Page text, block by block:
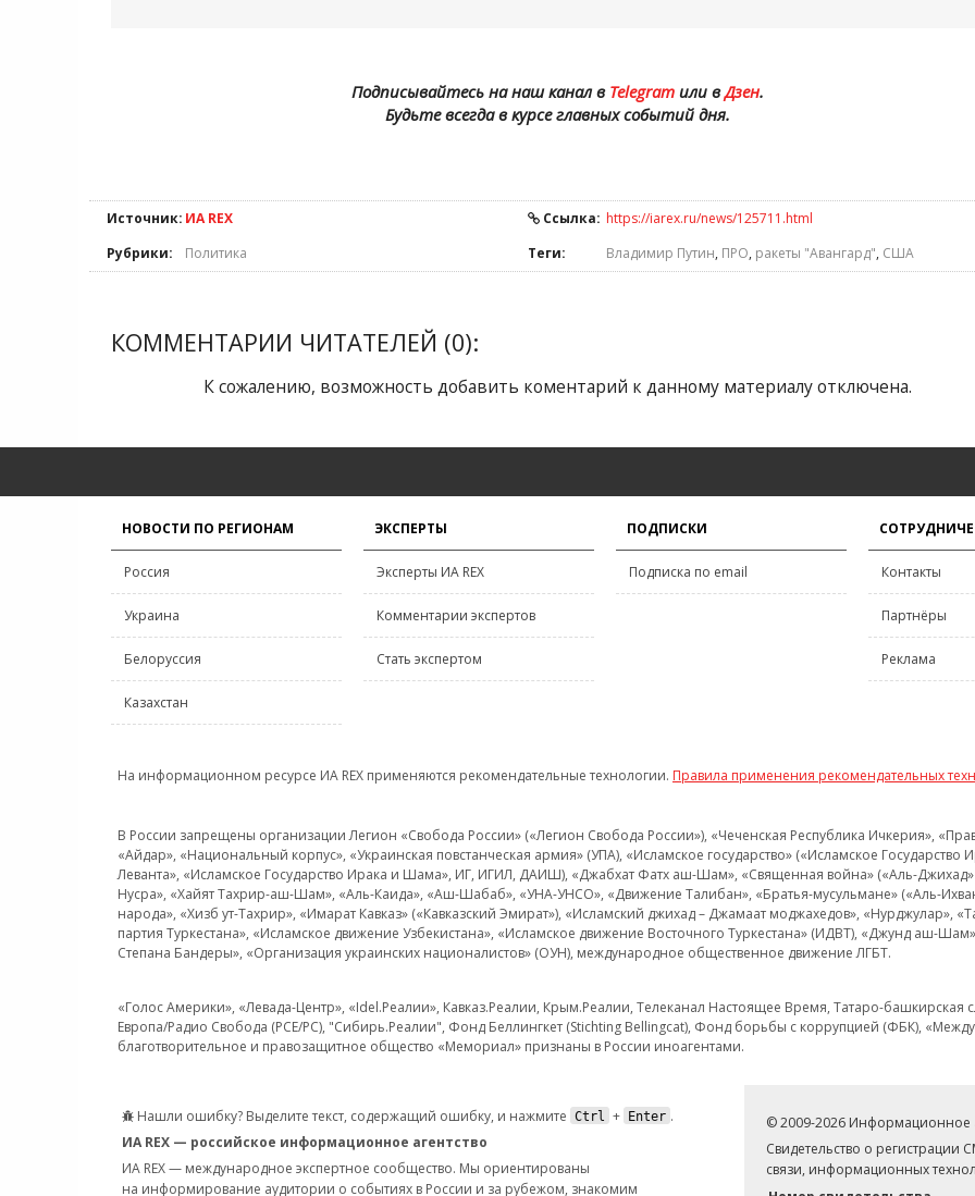
Подписывайтесь на наш канал в Telegramили вДзен.
Будьте всегда в курсе главных событий дня.
Источник: ИА REX Ссылка: https://iarex.ru/news/125711.html
Рубрики:
Политика Теги: Владимир Путин, ПРО, ракеты "Авангард", США
КОММЕНТАРИИ ЧИТАТЕЛЕЙ (0):
К сожалению, возможность добавить коментарий к данному материалу отключена.
НОВОСТИ ПО РЕГИОНАМ
Россия
Украина
Белоруссия
Казахстан
ЭКСПЕРТЫ
Эксперты ИА REX
Комментарии экспертов
Стать экспертом
ПОДПИСКИ
Подписка по email Контакты
Партнёры
Реклама
На информационном ресурсе ИА REX применяются рекомендательные технологии. Правила применения рекомендательных
В России запрещены организации Легион «Свобода России» («Легион Свобода России»), «Чеченская Республика Ичкерия»,
«Айдар», «Национальный корпус», «Украинская повстанческая армия» (УПА), «Исламское государство» («Исламское
Леванта», «Исламское Государство Ирака и Шама», ИГ, ИГИЛ, ДАИШ), «Джабхат Фатх аш-Шам», «Священная война» («Аль-Джихад»
Нусра», «Хайят Тахрир-аш-Шам», «Аль-Каида», «Аш-Шабаб», «УНА-УНСО», «Движение Талибан», «Братья-мусульмане» («Аль-
народа», «Хизб ут-Тахрир», «Имарат Кавказ» («Кавказский Эмират»), «Исламский джихад – Джамаат моджахедов», «Нурджулар»,
партия Туркестана», «Исламское движение Узбекистана», «Исламское движение Восточного Туркестана» (ИДВТ), «Джунд аш-
Степана Бандеры», «Организация украинских националистов» (ОУН), международное общественное движение ЛГБТ.
«Голос Америки», «Левада-Центр», «Idel.Реалии», Кавказ.Реалии, Крым.Реалии, Телеканал Настоящее Время, Татаро-
Европа/Радио Свобода (PCE/PC), "Сибирь.Реалии", Фонд Беллингкет (Stichting Bellingcat), Фонд борьбы с коррупцией (ФБК),
благотворительное и правозащитное общество «Мемориал» признаны в России иноагентами.
Нашли ошибку? Выделите текст, содержащий ошибку, и нажмите Ctrl + Enter .
ИА REX — российское информационное агентство
ИА REX — международное экспертное сообщество. Мы ориентированы
на информирование аудитории о событиях в России и за рубежом, знакомим
© 2009-2026 Информационное
Свидетельство о
связи, информационных